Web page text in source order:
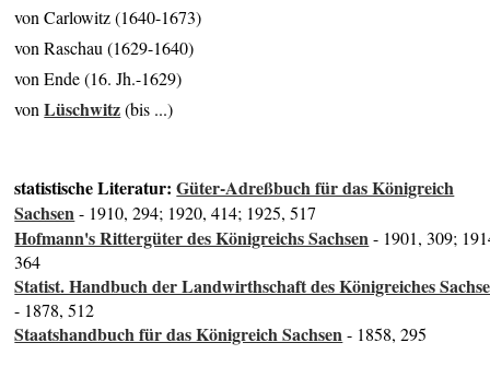
von Carlowitz (1640-1673)
von Raschau (1629-1640)
von Ende (16. Jh.-1629)
vonLüschwitz(bis ...)
statistische Literatur:Güter-Adreßbuch für das Königreich
Sachsen- 1910, 294; 1920, 414; 1925, 517
Hofmann's Rittergüter des Königreichs Sachsen- 1901, 309;
364
Statist. Handbuch der Landwirthschaft des Königreiches
- 1878, 512
Staatshandbuch für das Königreich Sachsen- 1858, 295